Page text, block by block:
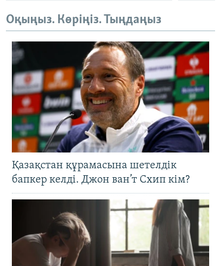
Басқа тілдерде
Оқыңыз. Көріңіз. Тыңдаңыз
Қазақстан құрамасына шетелдік
бапкер келді. Джон ван’т Схип кім?